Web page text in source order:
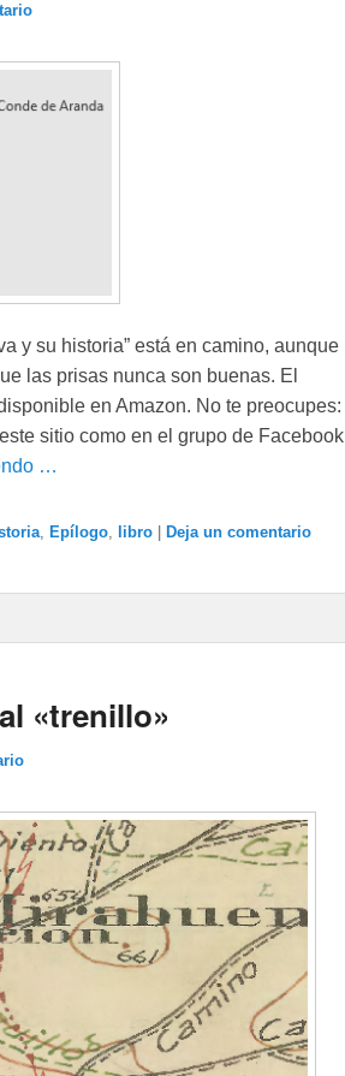
y su historia” está en camino, aunque
las prisas nunca son buenas. El
en Amazon. No te preocupes:
sitio como en el grupo de Facebook
…
Epílogo libro Deja un comentario
«trenillo»